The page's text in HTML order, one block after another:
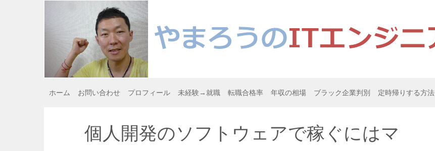
ホーム お問い合わせ プロフィール 未経験→就職 転職合格率 年収の相場 ブラック企業判別 定時帰りする方法
個人開発のソフトウェアで稼ぐにはマ